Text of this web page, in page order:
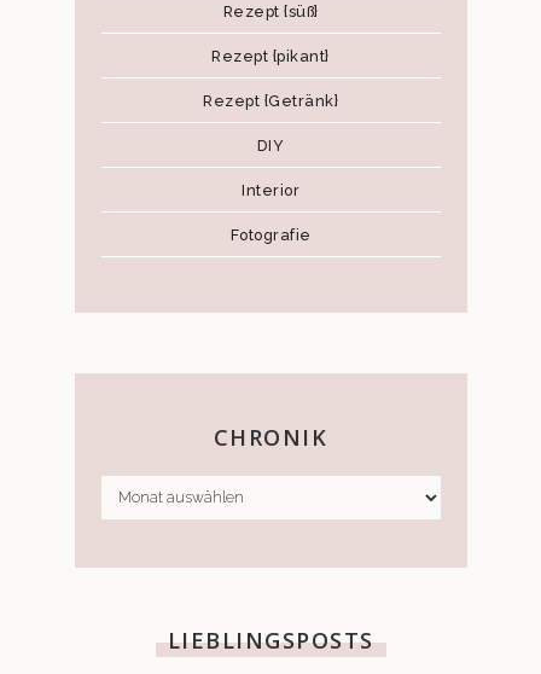
Rezept {süß}
Rezept {pikant}
Rezept {Getränk}
DIY
Interior
Fotografie
CHRONIK
CHRONIK
LIEBLINGSPOSTS